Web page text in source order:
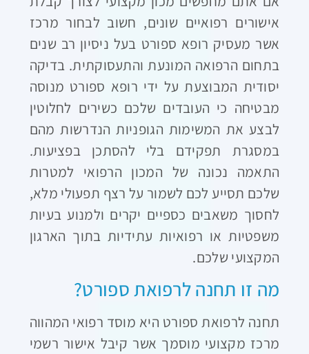
אישורים רפואיים שונים, חשוב לבחור מרכז
אשר מעסיק רופא ספורט בעל ניסיון רב שנים
בתחום הרפואה המונעת והתעסוקתית. בדיקה
יסודית המבוצעת על ידי רופא ספורט מנוסה
מבטיחה כי העובדים שלכם כשירים לחלוטין
לבצע את המשימות הגופניות הנדרשות מהם
במסגרת תפקידם בלי להסתכן בפציעות.
התאמה נכונה של המכון הרפואי למטרות
שלכם תסייע לכם לשמור על רצף תפעולי מלא,
לחסוך משאבים כספיים יקרים ולמנוע בעיות
משפטיות או רפואיות עתידיות בתוך הארגון
המקצועי שלכם.
מה זו תחנה לרפואת ספורט?
תחנה לרפואת ספורט היא מוסד רפואי המהווה
מרכז מקצועי מוסמך אשר קיבל אישור רשמי